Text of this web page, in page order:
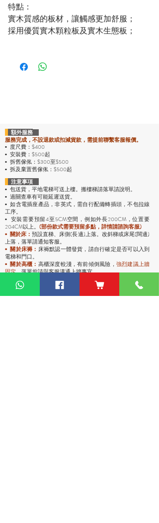
特點：
實木質感的板材，讓觸感更加舒服；
採用優質實木顆粒板及實木生態板；
額外服務
服務完成，不設退款或扣減貨款，需提前聯繫客服報價。
• 度尺費：$400
• 安裝費：$500起
• 拆舊傢俬：$300至$500
• 拆及棄置舊傢俬：$500起
注意事項
• 包送貨，平地電梯可送上樓。搬樓梯請落單請說明。
• 過關查車有可能延遲送貨。
• 如含電插座產品，非英式，需自行配備轉插頭，不包拉線
工序。
• 安裝需要預留4至5CM空間，例如外長200CM，位置要
204CM以上。 (部份款式需要預留多點，詳情請諮詢客服)
•關於床：預設直梯、床側(長邊)上落。改斜梯或床尾(闊邊)
上落，落單請通知客服。
• 關於床褥： 床褥默認一體發貨，請自行確定是否可以入到
電梯和門口。
• 關於高櫃： 高櫃深度較淺，有前傾倒風險， 強烈建議上牆
固定，落單前請與客服溝通上牆事宜。
運費說明
• 包送貨
，貨品將會送到你的地址。